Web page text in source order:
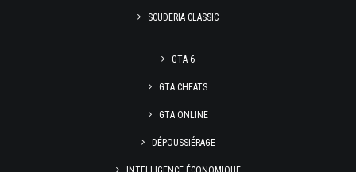
SCUDERIA CLASSIC
GTA 6
GTA CHEATS
GTA ONLINE
DÉPOUSSIÉRAGE